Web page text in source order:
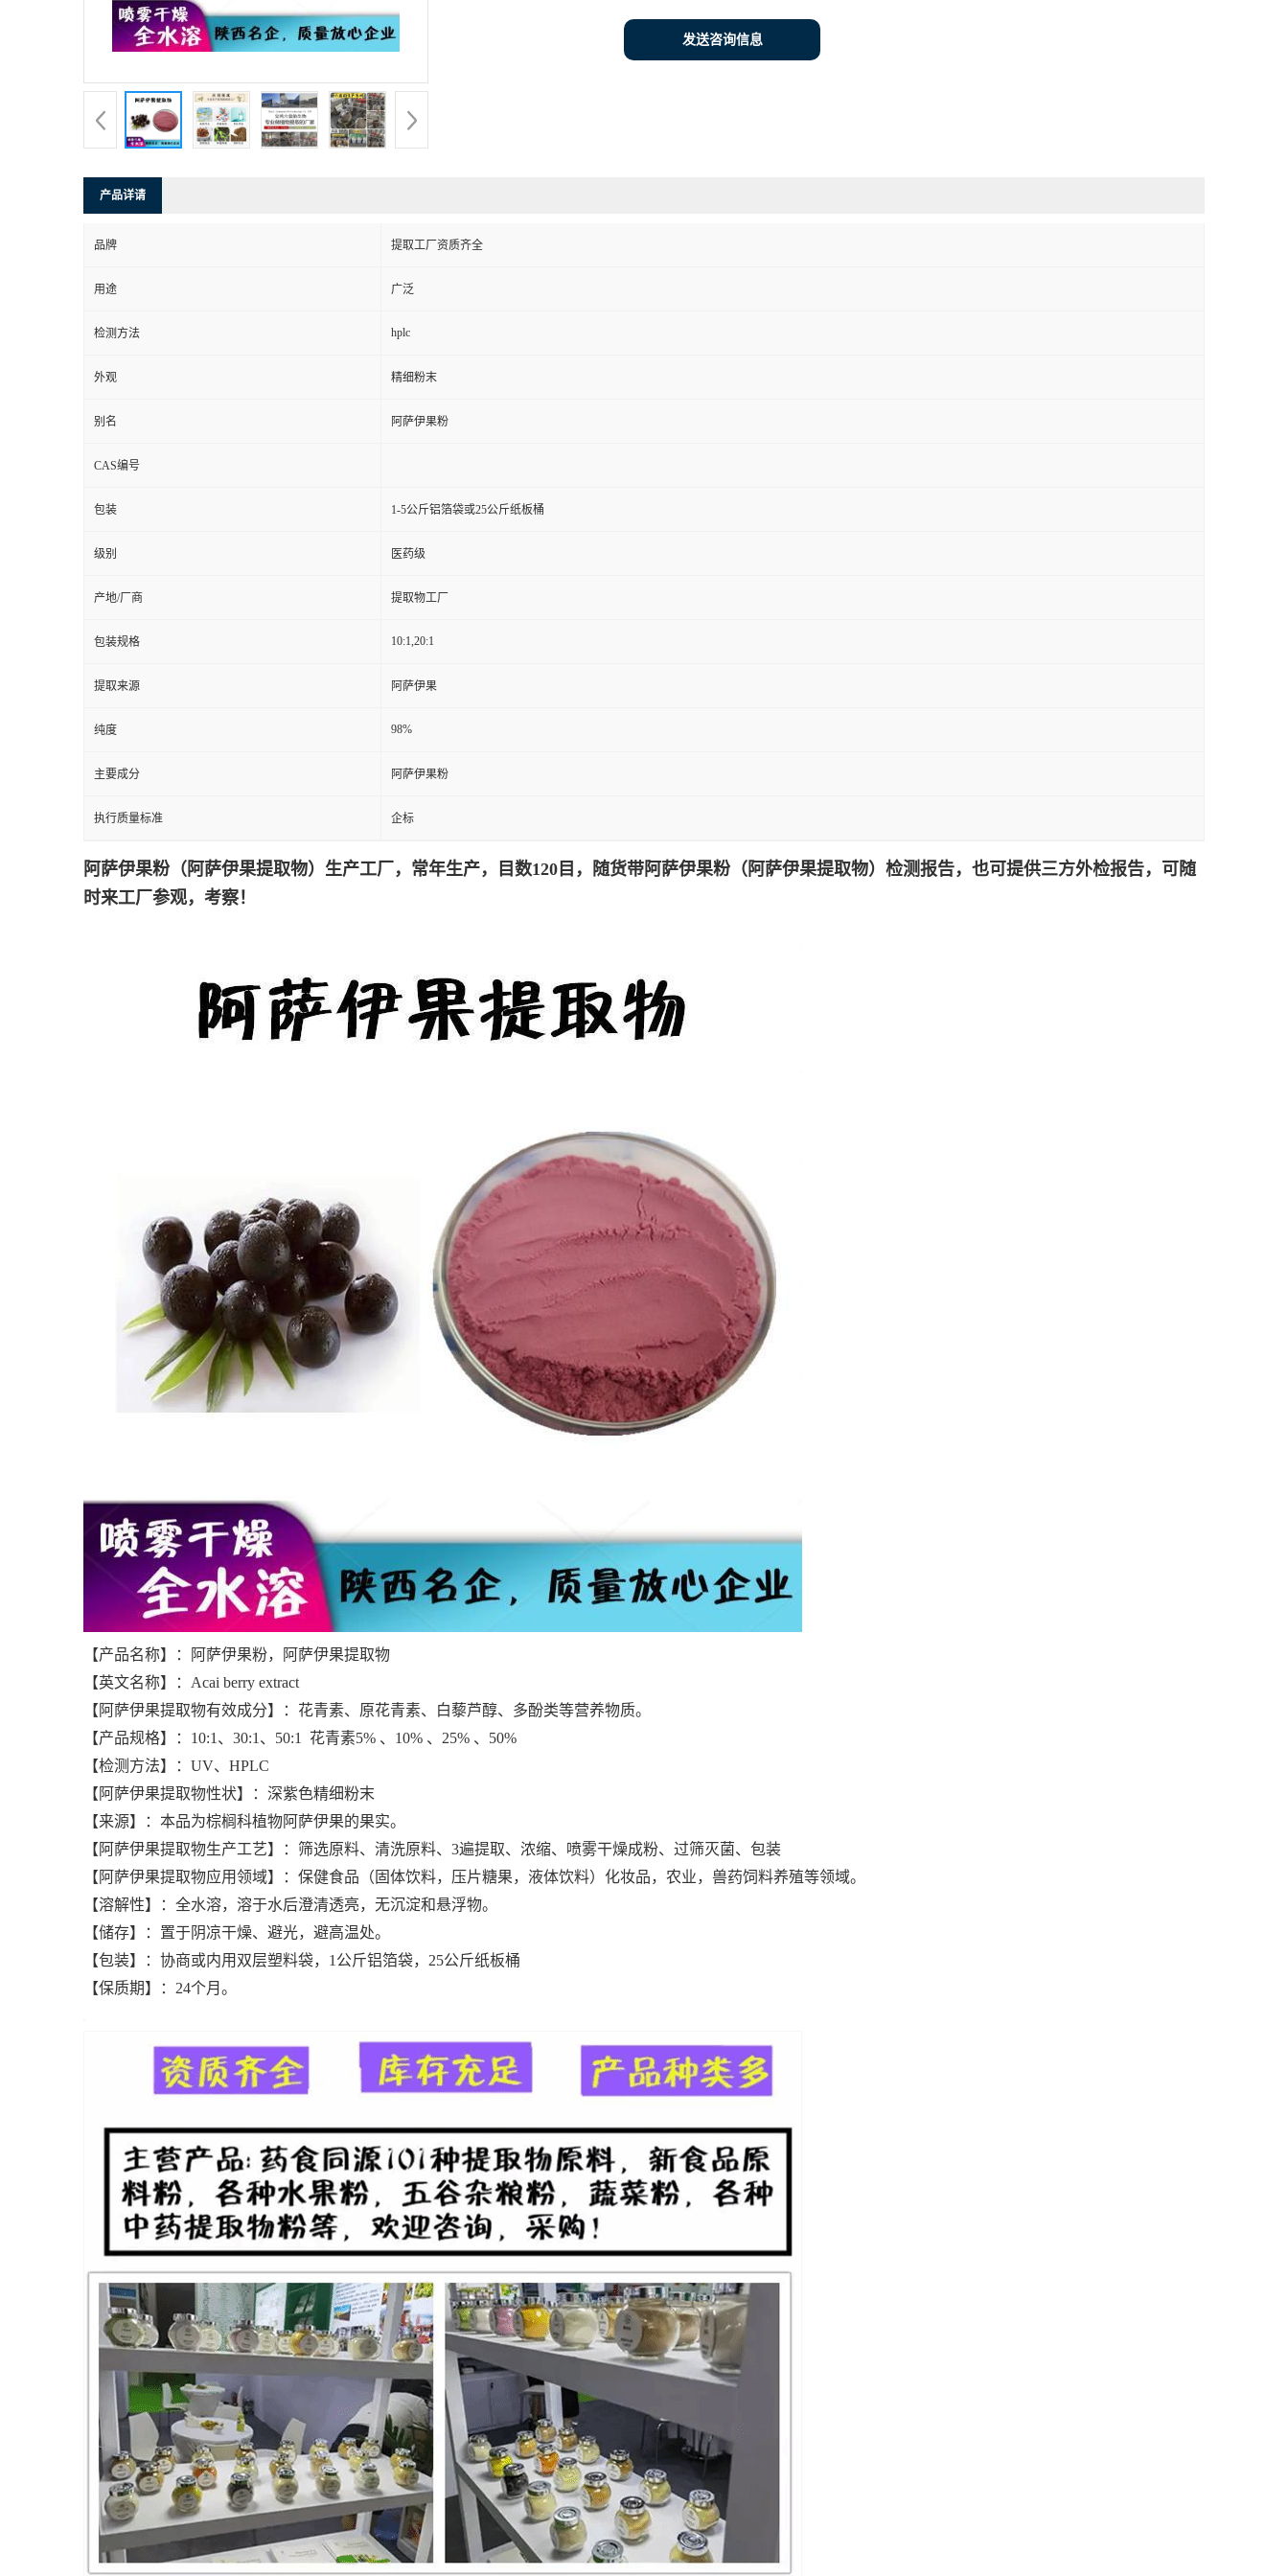
发送咨询信息
产品详请
品牌 提取工厂资质齐全
用途 广泛
检测方法 hplc
外观 精细粉末
别名 阿萨伊果粉
CAS编号
包装 1-5公斤铝箔袋或25公斤纸板桶
级别 医药级
产地/厂商 提取物工厂
包装规格 10:1,20:1
提取来源 阿萨伊果
纯度 98%
主要成分 阿萨伊果粉
执行质量标准 企标
阿萨伊果粉（阿萨伊果提取物）生产工厂，常年生产，目数120目，随货带阿萨伊果粉（阿萨伊果提取物） 检测报告，也可提供三方外检报告，可随
时来工厂参观，考察！
【产品名称】：阿萨伊果粉，阿萨伊果提取物
【英文名称】：Acai berry extract
【阿萨伊果提取物有效成分】：花青素、原花青素、白藜芦醇、多酚类等营养物质。
【产品规格】：10:1、30:1、50:1 花青素5% 、10% 、25% 、50%
【检测方法】：UV、HPLC
【阿萨伊果提取物性状】：深紫色精细粉末
【来源】：本品为棕榈科植物阿萨伊果的果实。
【阿萨伊果提取物生产工艺】：筛选原料、清洗原料、3遍提取、浓缩、喷雾干燥成粉、过筛灭菌、包装
【阿萨伊果提取物应用领域】：保健食品（固体饮料，压片糖果，液体饮料）化妆品，农业，兽药饲料养殖等领域。
【溶解性】：全水溶，溶于水后澄清透亮，无沉淀和悬浮物。
【储存】：置于阴凉干燥、避光，避高温处。
【包装】：协商或内用双层塑料袋，1公斤铝箔袋，25公斤纸板桶
【保质期】：24个月。